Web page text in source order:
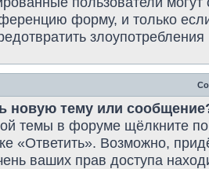
форму, и только
новую тему или
темы в форуме щёлкните
«Ответить». Возможно,
ваших прав доступа